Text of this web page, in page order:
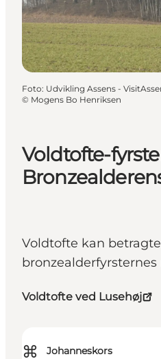
Voldtofte-
Voldtofte kan
bronzealderfyrsternes
Voldtofte ved Lusehøj
⌘ Johanneskors
Foto: Udvikling Assens -
© Mogens Bo Henriksen